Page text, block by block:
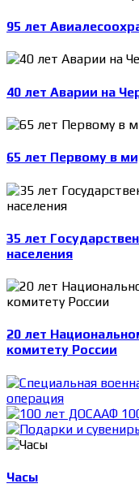
95 лет
40 лет Аварии на
65 лет Первому в
35 лет
населения
20 лет
комитету России
операция
Часы